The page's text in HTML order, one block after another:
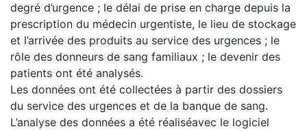
degré d’urgence ; le délai de prise en charge depuis la
prescription du médecin urgentiste, le lieu de stockage
et l’arrivée des produits au service des urgences ; le
rôle des donneurs de sang familiaux ; le devenir des
patients ont été analysés.
Les données ont été collectées à partir des dossiers
du service des urgences et de la banque de sang.
L’analyse des données a été réaliséavec le logiciel